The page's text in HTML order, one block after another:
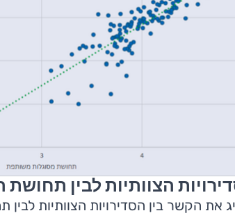
הצוותיות לבין
את הקשר בין הסדירויות הצוותיות